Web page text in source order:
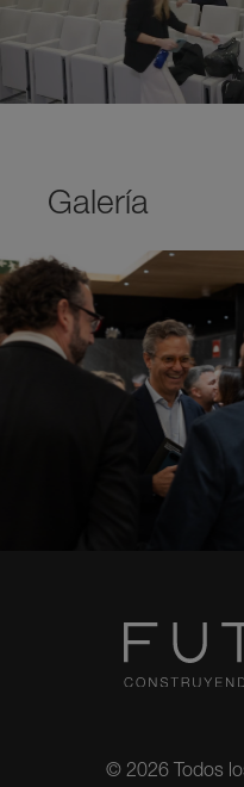
Galería
© 2026 Todos